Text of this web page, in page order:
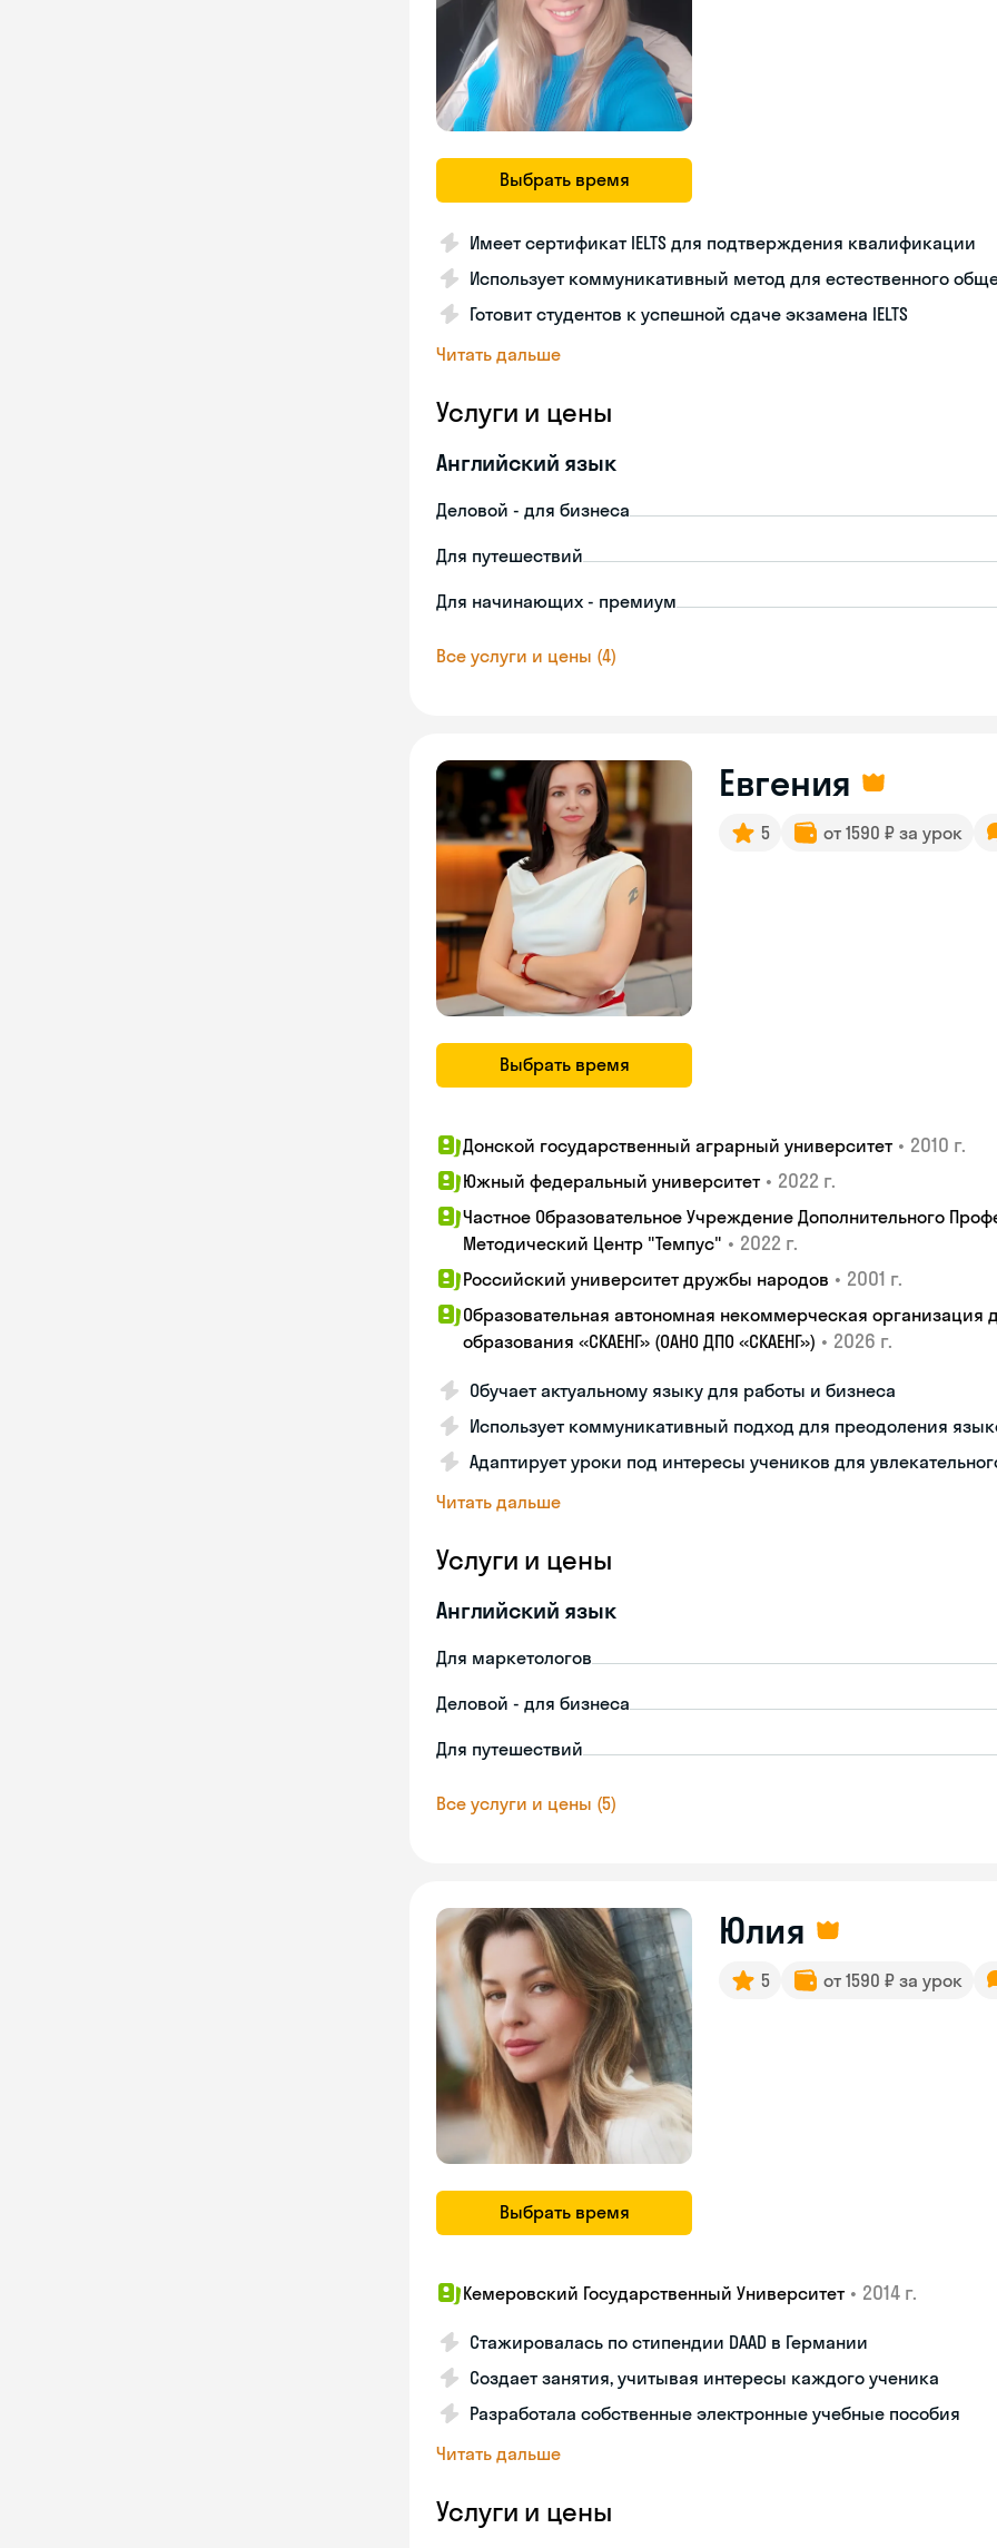
Выбрать время
Имеет сертификат IELTS для подтверждения квалификации
Использует коммуникативный метод для естественного
Готовит студентов к успешной сдаче экзамена IELTS
Читать дальше
Услуги и цены
Английский язык
Деловой - для бизнеса
Для путешествий
Для начинающих - премиум
Все услуги и цены (4)
Выбрать время
Евгения
5 от 1590 ₽ за урок
Донской государственный аграрный университет • 2010 г.
Южный федеральный университет • 2022 г.
Частное Образовательное Учреждение Дополнительного
Методический Центр "Темпус" • 2022 г.
Российский университет дружбы народов • 2001 г.
Образовательная автономная некоммерческая организация
образования «СКАЕНГ» (ОАНО ДПО «СКАЕНГ») • 2026 г.
Обучает актуальному языку для работы и бизнеса
Использует коммуникативный подход для преодоления
Адаптирует уроки под интересы учеников для
Читать дальше
Услуги и цены
Английский язык
Для маркетологов
Деловой - для бизнеса
Для путешествий
Все услуги и цены (5)
Выбрать время
Юлия
5 от 1590 ₽ за урок
Кемеровский Государственный Университет • 2014 г.
Стажировалась по стипендии DAAD в Германии
Создает занятия, учитывая интересы каждого ученика
Разработала собственные электронные учебные пособия
Читать дальше
Услуги и цены